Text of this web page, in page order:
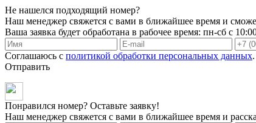
Не нашелся подходящий номер?
Наш менеджер свяжется с вами в ближайшее время и
Ваша заявка будет обработана в рабочее время: пн-сб с
Соглашаюсь с политикой обработки персональных данных.
Отправить
Понравился номер? Оставьте заявку!
Наш менеджер свяжется с вами в ближайшее время и